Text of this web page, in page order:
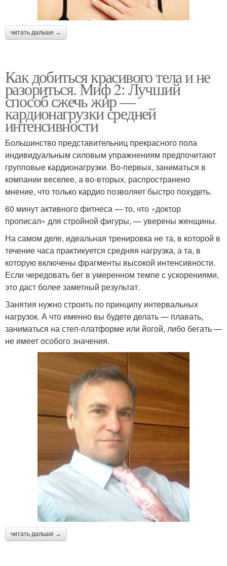
читать дальше →
Как добиться красивого тела и не
разориться. Миф 2: Лучший
способ сжечь жир —
кардионагрузки средней
интенсивности
Большинство представительниц прекрасного пола
индивидуальным силовым упражнениям предпочитают
групповые кардионагрузки. Во-первых, заниматься в
компании веселее, а во-вторых, распространено
мнение, что только кардио позволяет быстро похудеть.
60 минут активного фитнеса — то, что «доктор
прописал» для стройной фигуры, — уверены женщины.
На самом деле, идеальная тренировка не та, в которой в
течение часа практикуется средняя нагрузка, а та, в
которую включены фрагменты высокой интенсивности.
Если чередовать бег в умеренном темпе с ускорениями,
это даст более заметный результат.
Занятия нужно строить по принципу интервальных
нагрузок. А что именно вы будете делать — плавать,
заниматься на степ-платформе или йогой, либо бегать —
не имеет особого значения.
читать дальше →